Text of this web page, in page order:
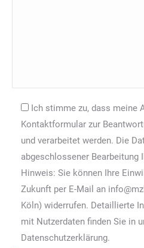
Ich stimme zu, dass meine
Kontaktformular zur
und verarbeitet werden. Die
abgeschlossener Bearbeitung
Hinweis: Sie können Ihre
Zukunft per E-Mail an
Köln) widerrufen. Detaillierte
mit Nutzerdaten finden Sie in
Datenschutzerklärung.